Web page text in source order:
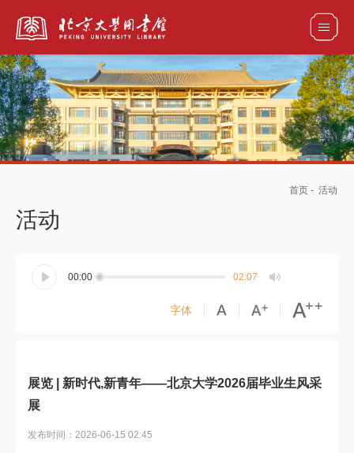
全部资源
首页 - 活动
活动
00:00 02:07
字体
展览 | 新时代,新青年——北京大学2026届毕业生风采
展
发布时间：2026-06-15 02:45